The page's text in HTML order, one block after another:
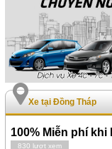
Xe tại Đồng Tháp
100% Miễn phí
830 lượt xem